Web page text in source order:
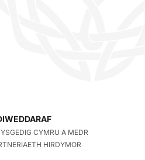
CYMRU A MEDR
HIRDYMOR